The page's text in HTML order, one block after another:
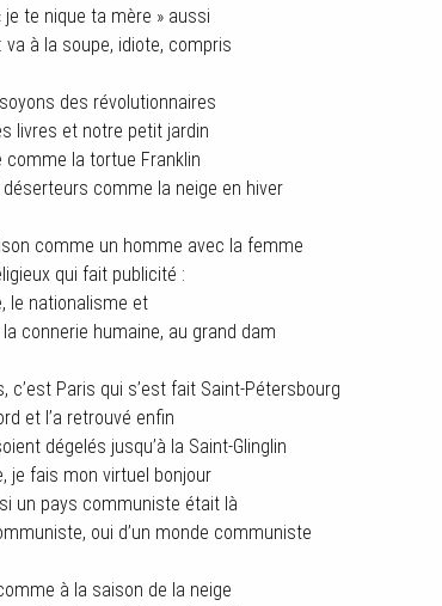
te nique ta mère » aussi
à la soupe, idiote, compris
des révolutionnaires
livres et notre petit jardin
comme la tortue Franklin
déserteurs comme la neige en hiver
comme un homme avec la femme
qui fait publicité :
le nationalisme et
connerie humaine, au grand dam
c’est Paris qui s’est fait Saint-Pétersbourg
et l’a retrouvé enfin
dégelés jusqu’à la Saint-Glinglin
je fais mon virtuel bonjour
un pays communiste était là
oui d’un monde communiste
à la saison de la neige